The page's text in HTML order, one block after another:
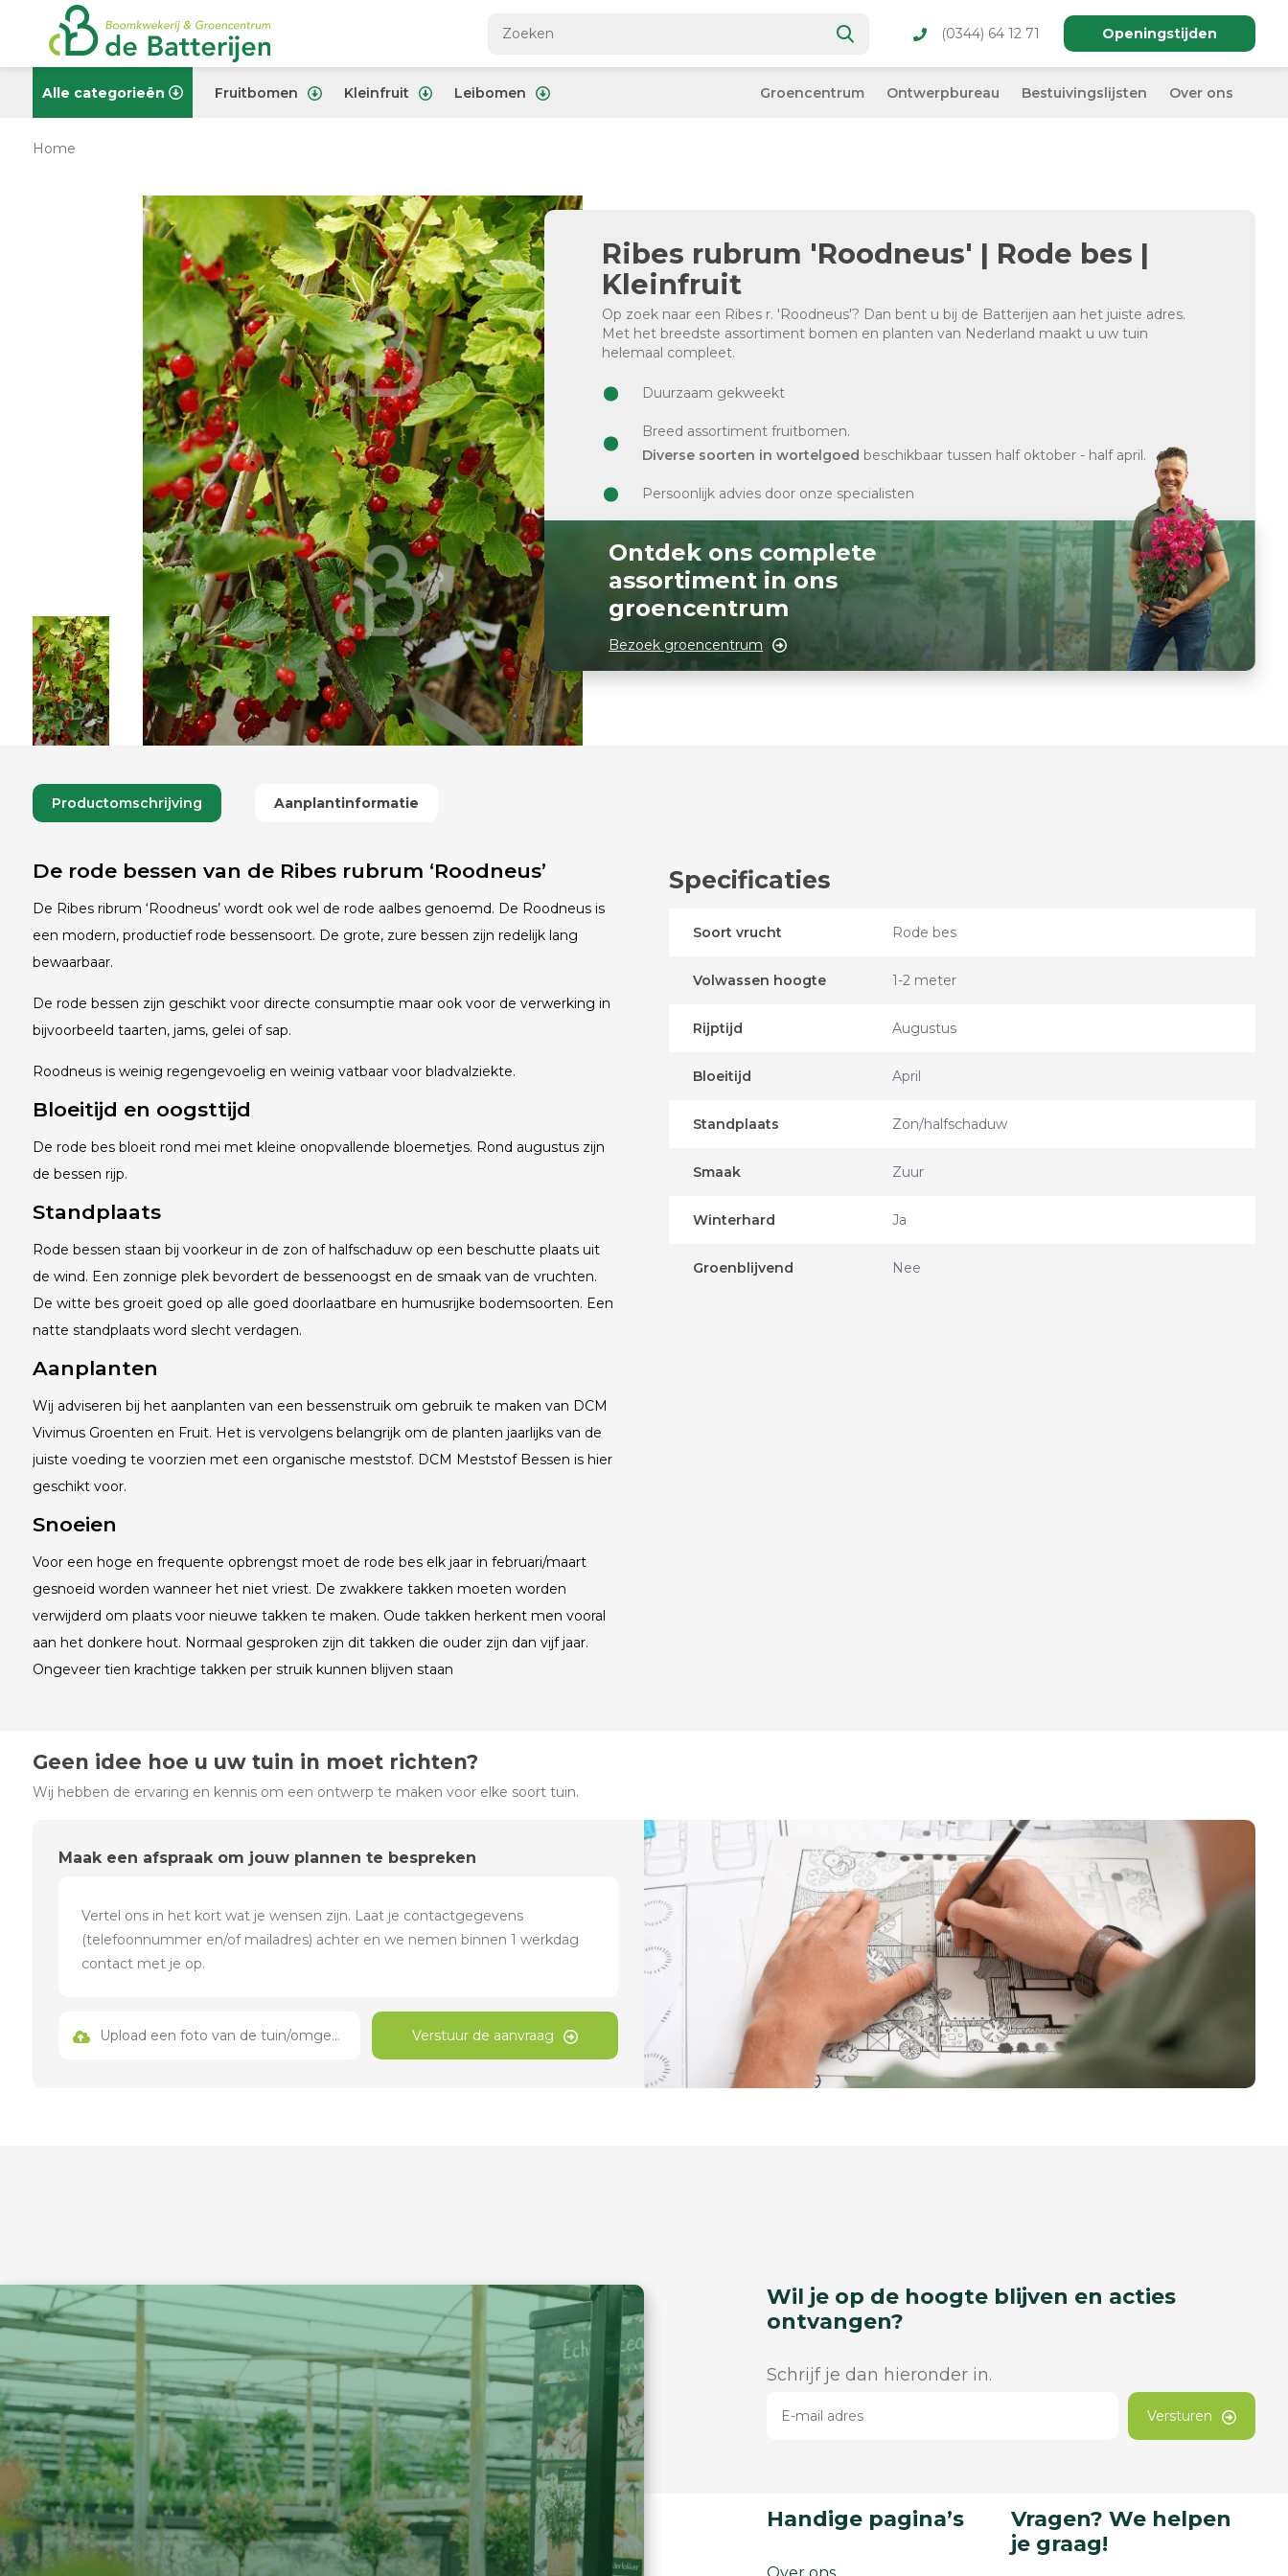
(0344) 64 12 71 Openingstijden
Alle categorieën Fruitbomen Kleinfruit Leibomen Groencentrum Ontwerpbureau Bestuivingslijsten Over ons
Home
Ribes rubrum 'Roodneus' | Rode bes |
Kleinfruit
Op zoek naar een Ribes r. 'Roodneus'? Dan bent u bij de Batterijen aan het juiste adres.
Met het breedste assortiment bomen en planten van Nederland maakt u uw tuin
helemaal compleet.
Duurzaam gekweekt
Breed assortiment fruitbomen.
Diverse soorten in wortelgoed beschikbaar tussen half oktober - half april.
Persoonlijk advies door onze specialisten
Ontdek ons complete
assortiment in ons
groencentrum
Bezoek groencentrum
Productomschrijving Aanplantinformatie
De rode bessen van de Ribes rubrum ‘Roodneus’
De Ribes ribrum ‘Roodneus’ wordt ook wel de rode aalbes genoemd. De Roodneus is
een modern, productief rode bessensoort. De grote, zure bessen zijn redelijk lang
bewaarbaar.
De rode bessen zijn geschikt voor directe consumptie maar ook voor de verwerking in
bijvoorbeeld taarten, jams, gelei of sap.
Roodneus is weinig regengevoelig en weinig vatbaar voor bladvalziekte.
Bloeitijd en oogsttijd
De rode bes bloeit rond mei met kleine onopvallende bloemetjes. Rond augustus zijn
de bessen rijp.
Standplaats
Rode bessen staan bij voorkeur in de zon of halfschaduw op een beschutte plaats uit
de wind. Een zonnige plek bevordert de bessenoogst en de smaak van de vruchten.
De witte bes groeit goed op alle goed doorlaatbare en humusrijke bodemsoorten. Een
natte standplaats word slecht verdagen.
Aanplanten
Wij adviseren bij het aanplanten van een bessenstruik om gebruik te maken van DCM
Vivimus Groenten en Fruit. Het is vervolgens belangrijk om de planten jaarlijks van de
juiste voeding te voorzien met een organische meststof. DCM Meststof Bessen is hier
geschikt voor.
Snoeien
Voor een hoge en frequente opbrengst moet de rode bes elk jaar in februari/maart
gesnoeid worden wanneer het niet vriest. De zwakkere takken moeten worden
verwijderd om plaats voor nieuwe takken te maken. Oude takken herkent men vooral
aan het donkere hout. Normaal gesproken zijn dit takken die ouder zijn dan vijf jaar.
Ongeveer tien krachtige takken per struik kunnen blijven staan
Specificaties
Soort vrucht Rode bes
Volwassen hoogte 1-2 meter
Rijptijd Augustus
Bloeitijd April
Standplaats Zon/halfschaduw
Smaak Zuur
Winterhard Ja
Groenblijvend Nee
Geen idee hoe u uw tuin in moet richten?
Wij hebben de ervaring en kennis om een ontwerp te maken voor elke soort tuin.
Maak een afspraak om jouw plannen te bespreken
Upload een foto van de tuin/omgeving Verstuur de aanvraag
Wil je op de hoogte blijven en acties
ontvangen?
Schrijf je dan hieronder in.
Versturen
Handige pagina’s
Vragen? We helpen
je graag!